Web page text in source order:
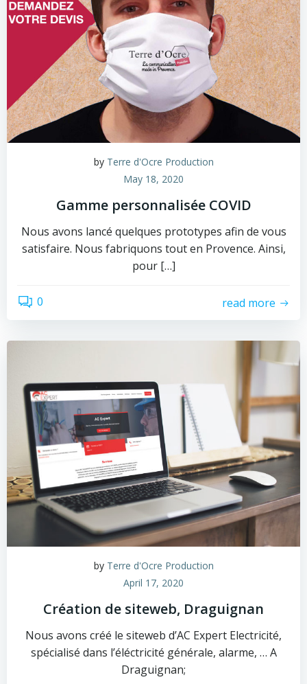
by Terre d'Ocre Production
May 18, 2020
Gamme personnalisée COVID
Nous avons lancé quelques prototypes afin de vous
satisfaire. Nous fabriquons tout en Provence. Ainsi,
pour […]
0 read more
by Terre d'Ocre Production
April 17, 2020
Création de siteweb, Draguignan
Nous avons créé le siteweb d’AC Expert Electricité,
spécialisé dans l’éléctricité générale, alarme, … A
Draguignan;